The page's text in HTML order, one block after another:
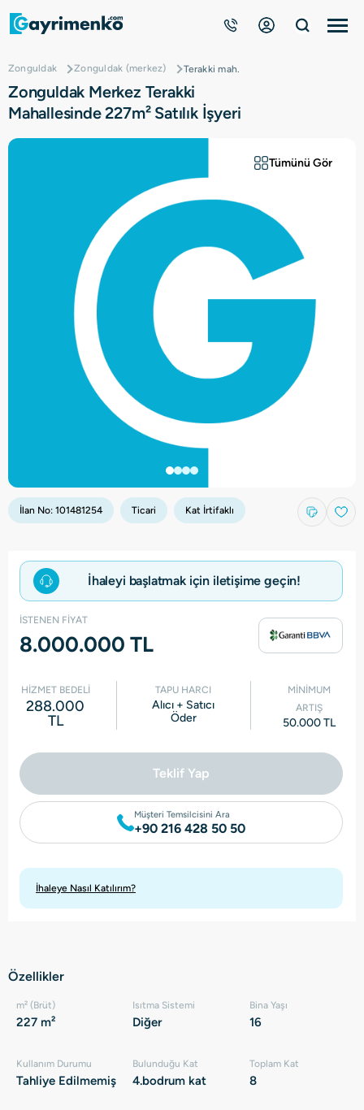
Gayrimenkuller
Zonguldak Zonguldak (merkez) Terakki mah.
Zonguldak Merkez Terakki
Mahallesinde 227m² Satılık İşyeri
Tümünü Gör
İlan No: 101481254 Ticari Kat İrtifaklı
İhaleyi başlatmak için iletişime geçin!
İSTENEN FİYAT
8.000.000 TL
HİZMET BEDELİ
288.000
TL
TAPU HARCI
Alıcı + Satıcı
Öder
MİNİMUM
ARTIŞ
50.000 TL
Teklif Yap
Müşteri Temsilcisini Ara
+90 216 428 50 50
İhaleye Nasıl Katılırım?
Özellikler
m² (Brüt)
227 m²
Isıtma Sistemi
Diğer
Bina Yaşı
16
Kullanım Durumu
Tahliye Edilmemiş
Bulunduğu Kat
4.bodrum kat
Toplam Kat
8